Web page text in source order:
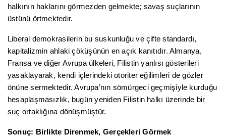
halkının haklarını görmezden gelmekte; savaş suçlarının
üstünü örtmektedir.
Liberal demokrasilerin bu suskunluğu ve çifte standardı,
kapitalizmin ahlaki çöküşünün en açık kanıtıdır. Almanya,
Fransa ve diğer Avrupa ülkeleri, Filistin yanlısı gösterileri
yasaklayarak, kendi içlerindeki otoriter eğilimleri de gözler
önüne sermektedir. Avrupa’nın sömürgeci geçmişiyle kurduğu
hesaplaşmasızlık, bugün yeniden Filistin halkı üzerinde bir
suç ortaklığına dönüşmüştür.
Sonuç: Birlikte Direnmek, Gerçekleri Görmek